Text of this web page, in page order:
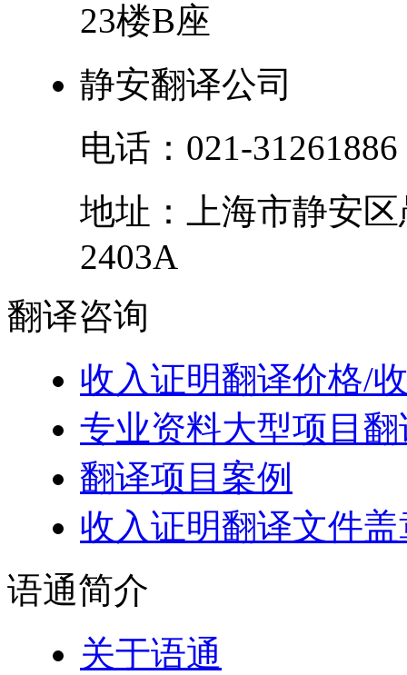
23楼B座
静安翻译公司
电话： 021-31261886
地址：
上海市静安区
2403A
翻译咨询
收入证明翻译价格/
专业资料大型项目翻
翻译项目案例
收入证明翻译文件盖
语通简介
关于语通